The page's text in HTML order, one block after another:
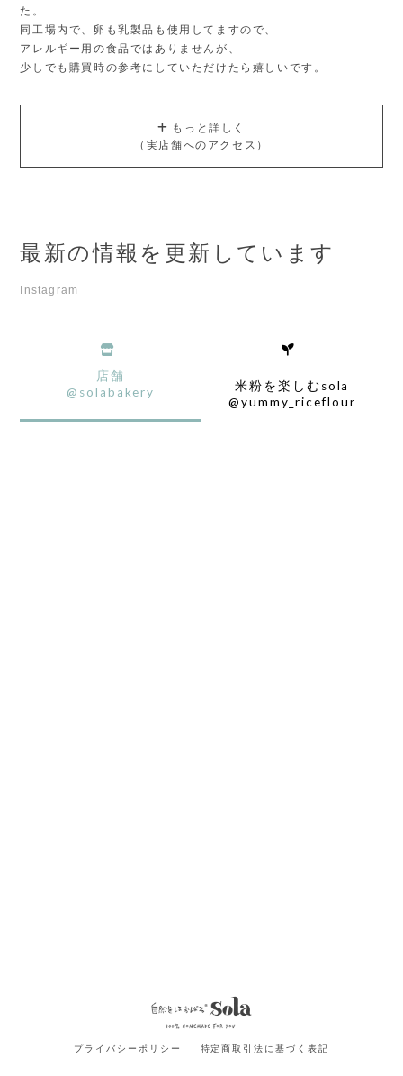
た。
同工場内で、卵も乳製品も使用してますので、
アレルギー用の食品ではありませんが、
少しでも購買時の参考にしていただけたら嬉しいです。
もっと詳しく
（実店舗へのアクセス）
最新の情報を更新しています
Instagram
店舗
@solabakery
米粉を楽しむsola
@yummy_riceflour
プライバシーポリシー 特定商取引法に基づく表記